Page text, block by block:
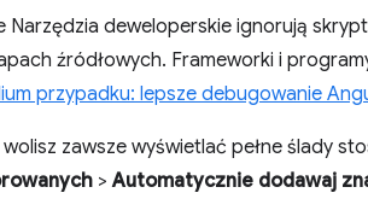
Narzędzia deweloperskie ignorują
źródłowych. Frameworki i
przypadku: lepsze debugowanie
wolisz zawsze wyświetlać pełne ślady
>Automatycznie dodawaj